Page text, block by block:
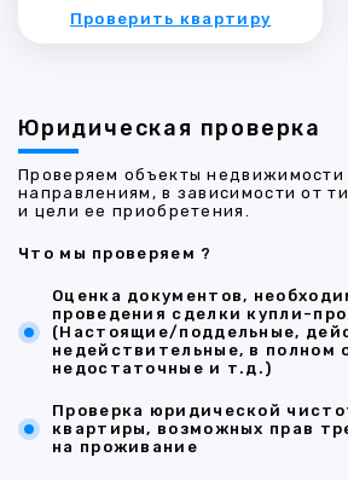
Проверить квартиру
Юридическая проверка
Проверяем объекты недвижимости
направлениям, в зависимости от
и цели ее приобретения.
Что мы проверяем ?
Оценка документов,
проведения сделки купли-
(Настоящие/поддельные,
недействительные, в полном
недостаточные и т.д.)
Проверка юридической
квартиры, возможных прав
на проживание